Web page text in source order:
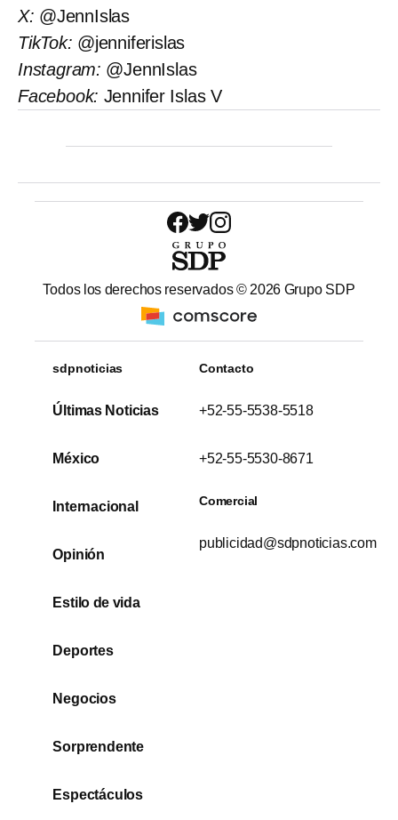
X: @JennIslas
TikTok: @jenniferislas
Instagram: @JennIslas
Facebook: Jennifer Islas V
Todos los derechos reservados © 2026 Grupo SDP
sdpnoticias
Últimas Noticias
México
Internacional
Opinión
Estilo de vida
Deportes
Negocios
Sorprendente
Espectáculos
Contacto
+52-55-5538-5518
+52-55-5530-8671
Comercial
publicidad@sdpnoticias.com